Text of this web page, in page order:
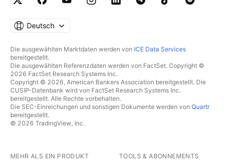
Deutsch
Die ausgewählten Marktdaten werden von ICE Data Services
bereitgestellt.
Die ausgewählten Referenzdaten werden von FactSet. Copyright ©
2026 FactSet Research Systems Inc.
Copyright © 2026, American Bankers Association bereitgestellt. Die
CUSIP-Datenbank wird von FactSet Research Systems Inc.
bereitgestellt. Alle Rechte vorbehalten.
Die SEC-Einreichungen und sonstigen Dokumente werden von Quartr
bereitgestellt.
© 2026 TradingView, Inc.
MEHR ALS EIN PRODUKT TOOLS & ABONNEMENTS